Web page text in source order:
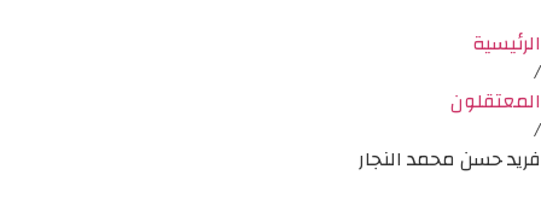
الرئيسية
/
المعتقلون
/
فريد حسن محمد النجار